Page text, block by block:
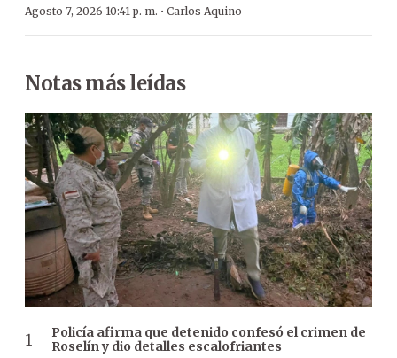
Agosto 7, 2026 10:41 p. m. · Carlos Aquino
Notas más leídas
Policía afirma que detenido confesó el crimen de
Roselín y dio detalles escalofriantes